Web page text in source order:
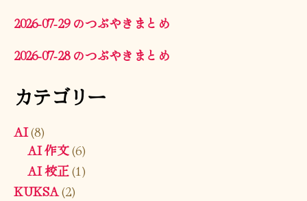
2026-07-29 のつぶやきまとめ
2026-07-28 のつぶやきまとめ
カテゴリー
AI(8)
AI 作文(6)
AI 校正(1)
KUKSA(2)